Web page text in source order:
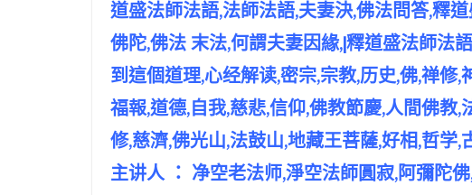
道盛法師法語,法師法語,夫妻決,佛法問答,釋
佛陀,佛法 末法,何謂夫妻因緣,|釋道盛法師法
到這個道理,心经解读,密宗,宗教,历史,佛,禅修,
福報,道德,自我,慈悲,信仰,佛教節慶,人間佛教
修,慈濟,佛光山,法鼓山,地藏王菩薩,好相,哲学
主讲人 ： 净空老法师,淨空法師圓寂,阿彌陀